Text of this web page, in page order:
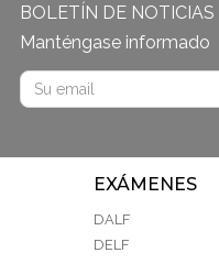
BOLETÍN DE NOTICIAS
Manténgase informado
EXÁMENES
DALF
DELF